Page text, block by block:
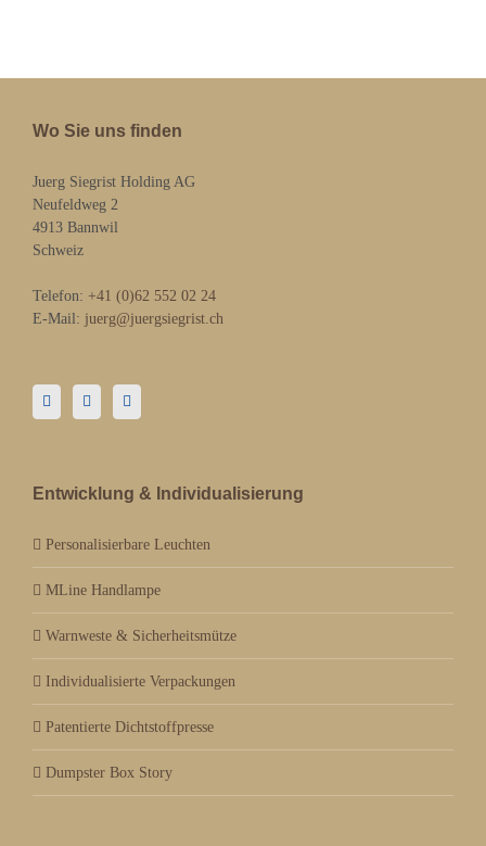
Wo Sie uns finden
Juerg Siegrist Holding AG
Neufeldweg 2
4913 Bannwil
Schweiz
Telefon: +41 (0)62 552 02 24
E-Mail: juerg@juergsiegrist.ch
Entwicklung & Individualisierung
Personalisierbare Leuchten
MLine Handlampe
Warnweste & Sicherheitsmütze
Individualisierte Verpackungen
Patentierte Dichtstoffpresse
Dumpster Box Story